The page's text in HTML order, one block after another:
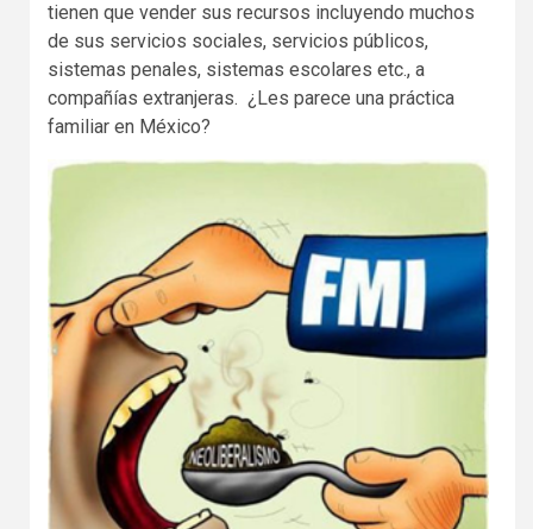
tienen que vender sus recursos incluyendo muchos
de sus servicios sociales, servicios públicos,
sistemas penales, sistemas escolares etc., a
compañías extranjeras. ¿Les parece una práctica
familiar en México?